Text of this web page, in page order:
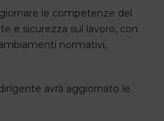
le competenze del
e sicurezza sul lavoro, con
normativi,
avrà aggiornato le